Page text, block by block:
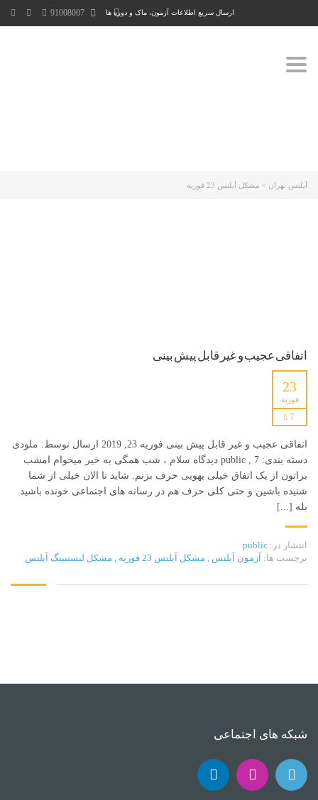
ارسال سریع اطلاعات آزمون، ماک و دوره ها 91008007
Toggle
آیلتس تهران > مشکل آیلتس 23 فوریه
اتفاقی عجیب و غیر قابل پیش بینی
23
فوریه
7
اتفاقی عجیب و غیر قابل پیش بینی فوریه 23, 2019 ارسال توسط: ملودی
دسته بندی: public , 7 دیدگاه سلام ، شب همگی به خیر میخوام امشب
براتون از یک اتفاق خیلی یهویی حرف بزنم. شاید تا الان خیلی از شما
شنیده باشین و حتی کلی حرف هم در رسانه های اجتماعی خونده باشید.
بله [...]
انتشار در: public
برچسب ها: آزمون آیلتس , مشکل آیلتس 23 فوریه , مشکل لیستنینگ آیلتس
شبکه های اجتماعی